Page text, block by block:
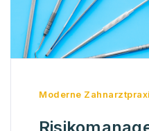
Moderne